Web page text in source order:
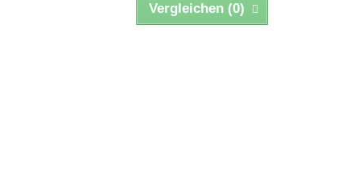
Vergleichen (0)